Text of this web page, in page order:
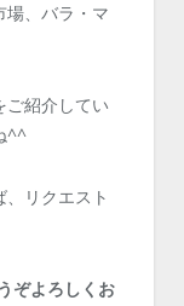
場、バラ・マ
ご紹介してい
^^
リクエスト
ぞよろしくお